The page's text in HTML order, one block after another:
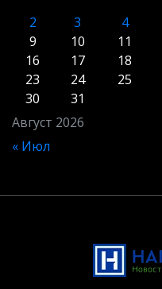
Август 2026
2
3 4
9
10 11
16
17 18
23
24 25
30
31
« Июл